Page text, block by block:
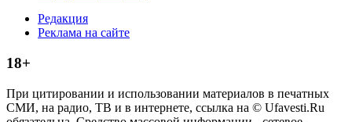
Редакция
Реклама на сайте
18+
При цитировании и использовании материалов в печатных
СМИ, на радио, ТВ и в интернете, ссылка на © Ufavesti.Ru